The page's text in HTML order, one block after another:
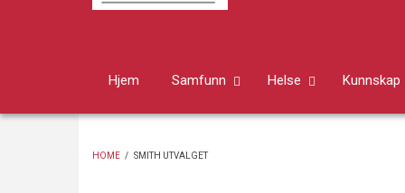
Hjem Samfunn Helse Kunnskap
HOME / SMITH UTVALGET